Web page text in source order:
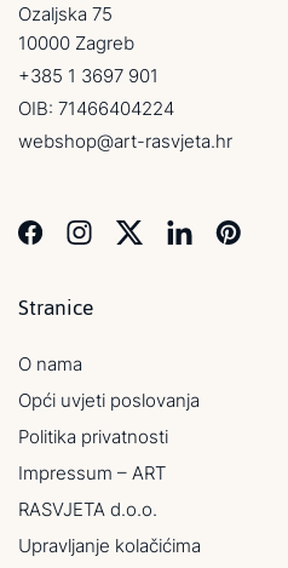
Ozaljska 75
10000 Zagreb
+385 1 3697 901
OIB: 71466404224
webshop@art-rasvjeta.hr
Stranice
O nama
Opći uvjeti poslovanja
Politika privatnosti
Impressum – ART
RASVJETA d.o.o.
Upravljanje kolačićima